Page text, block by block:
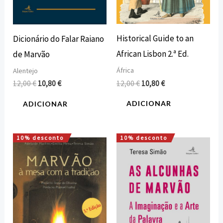
Dicionário do Falar Raiano
de Marvão
Alentejo
12,00€ 10,80€
ADICIONAR
Historical Guide to an
African Lisbon 2.ª Ed.
África
12,00€ 10,80€
ADICIONAR
10% desconto
O
original
era:
15,00 €.
O
preço
atual
é:
13,50 €.
10% desconto
O
preço
era:
10,00 €.
O
preço
é:
9,00 €.